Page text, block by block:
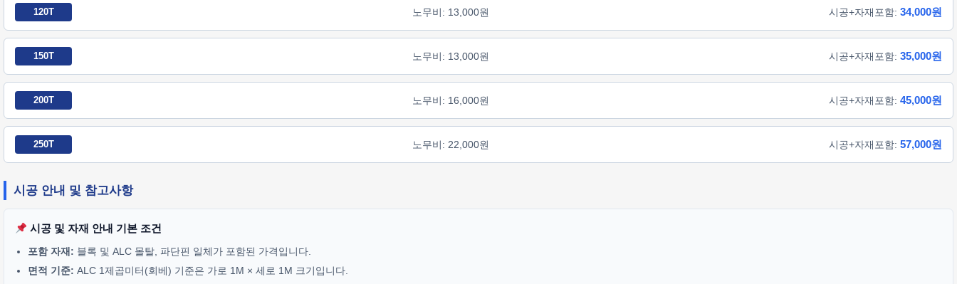
120T 노무비: 13,000원 시공+자재포함: 34,000원
150T 노무비: 13,000원 시공+자재포함: 35,000원
200T 노무비: 16,000원 시공+자재포함: 45,000원
250T 노무비: 22,000원 시공+자재포함: 57,000원
시공 안내 및 참고사항
시공 및 자재 안내 기본 조건
포함 자재: 블록 및 ALC 몰탈, 파단핀 일체가 포함된 가격입니다.
면적 기준: ALC 1제곱미터(회베) 기준은 가로 1M × 세로 1M 크기입니다.